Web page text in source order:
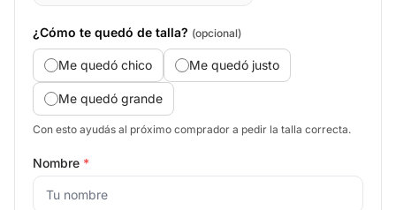
¿Cómo te quedó de talla? (opcional)
Me quedó chico Me quedó justo
Me quedó grande
Con esto ayudás al próximo comprador a pedir la talla correcta.
Nombre *